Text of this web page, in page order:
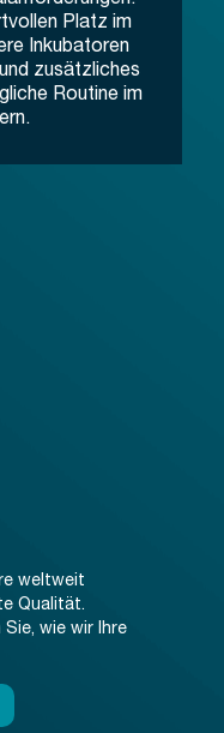
Platz im
Inkubatoren
zusätzliches
Routine im
weltweit
Qualität.
wie wir Ihre